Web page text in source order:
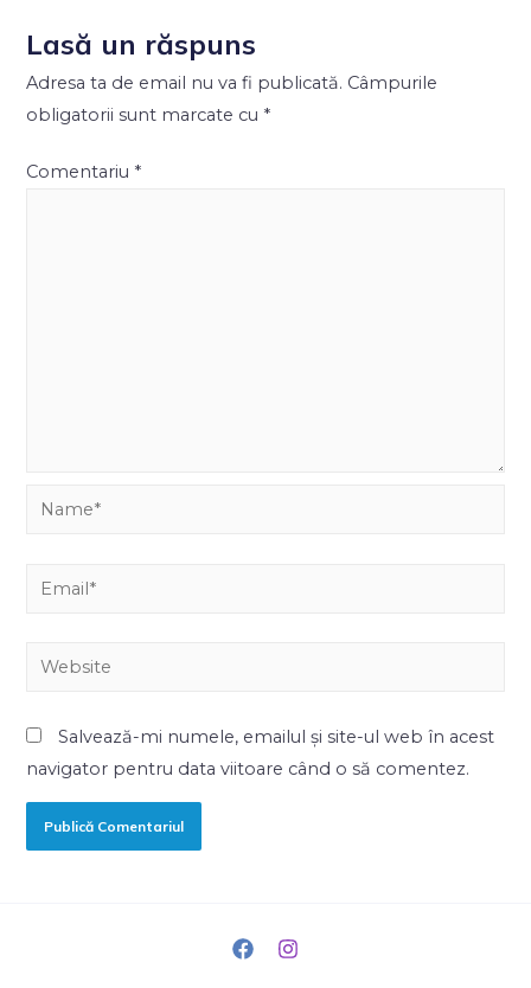
Lasă un răspuns
Adresa ta de email nu va fi publicată. Câmpurile
obligatorii sunt marcate cu *
Comentariu *
Salvează-mi numele, emailul și site-ul web în acest
navigator pentru data viitoare când o să comentez.